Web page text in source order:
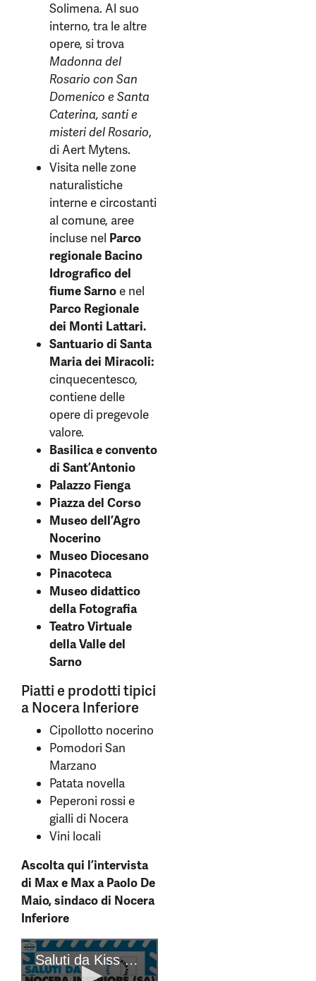
Solimena. Al suo
interno, tra le altre
opere, si trova
Madonna del
Rosario con San
Domenico e Santa
Caterina, santi e
misteri del Rosario,
di Aert Mytens.
Visita nelle zone
naturalistiche
interne e circostanti
al comune, aree
incluse nel Parco
regionale Bacino
Idrografico del
fiume Sarnoe nel
Parco Regionale
dei Monti Lattari.
Santuario di Santa
Maria dei Miracoli:
cinquecentesco,
contiene delle
opere di pregevole
valore.
Basilica e convento
di Sant’Antonio
Palazzo Fienga
Piazza del Corso
Museo dell’Agro
Nocerino
Museo Diocesano
Pinacoteca
Museo didattico
della Fotografia
Teatro Virtuale
della Valle del
Sarno
Piatti e prodotti tipici
a Nocera Inferiore
Cipollotto nocerino
Pomodori San
Marzano
Patata novella
Peperoni rossi e
gialli di Nocera
Vini locali
Ascolta qui l’intervista
di Max e Max a Paolo De
Maio, sindaco di Nocera
Inferiore